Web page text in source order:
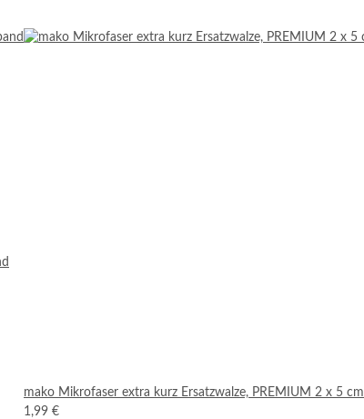
mako Mikrofaser extra kurz Ersatzwalze, PREMIUM 2 x 5 cm
1,99 €